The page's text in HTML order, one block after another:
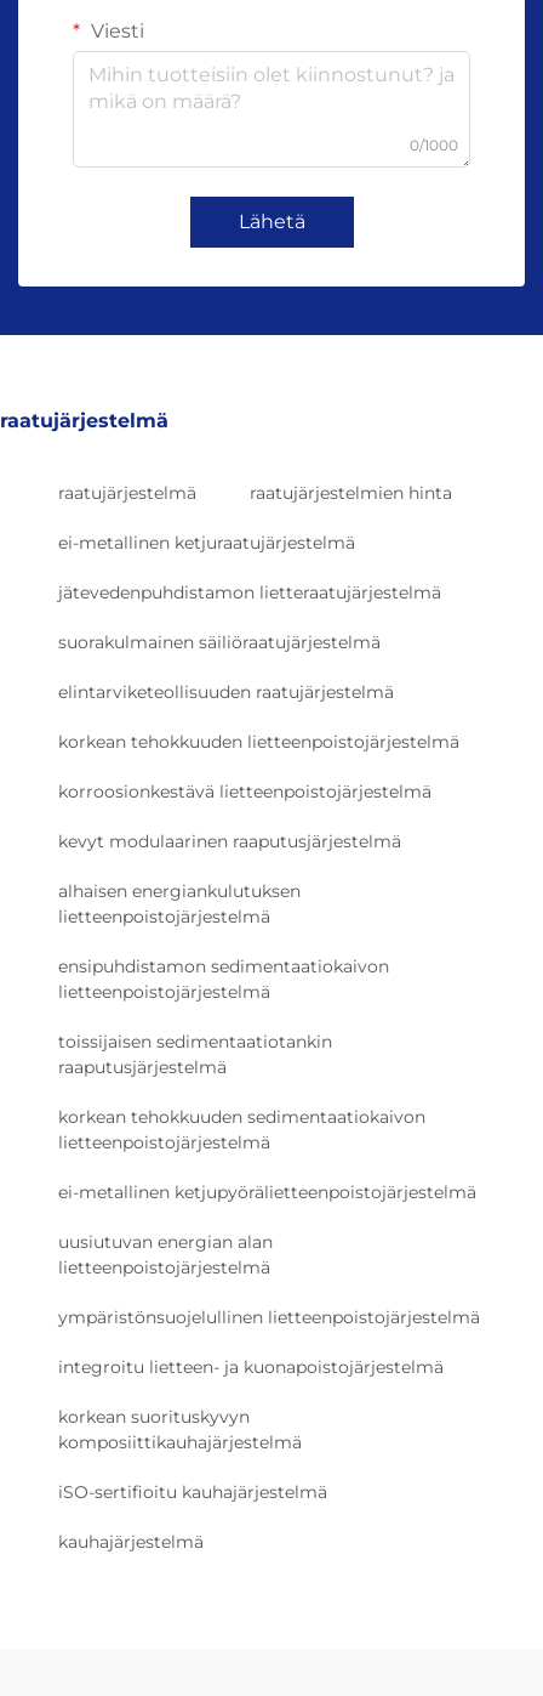
Viesti
0/1000
Lähetä
raatujärjestelmä
raatujärjestelmä raatujärjestelmien hinta
ei-metallinen ketjuraatujärjestelmä
jätevedenpuhdistamon lietteraatujärjestelmä
suorakulmainen säiliöraatujärjestelmä
elintarviketeollisuuden raatujärjestelmä
korkean tehokkuuden lietteenpoistojärjestelmä
korroosionkestävä lietteenpoistojärjestelmä
kevyt modulaarinen raaputusjärjestelmä
alhaisen energiankulutuksen
lietteenpoistojärjestelmä
ensipuhdistamon sedimentaatiokaivon
lietteenpoistojärjestelmä
toissijaisen sedimentaatiotankin
raaputusjärjestelmä
korkean tehokkuuden sedimentaatiokaivon
lietteenpoistojärjestelmä
ei-metallinen ketjupyörälietteenpoistojärjestelmä
uusiutuvan energian alan
lietteenpoistojärjestelmä
ympäristönsuojelullinen lietteenpoistojärjestelmä
integroitu lietteen- ja kuonapoistojärjestelmä
korkean suorituskyvyn
komposiittikauhajärjestelmä
iSO-sertifioitu kauhajärjestelmä
kauhajärjestelmä